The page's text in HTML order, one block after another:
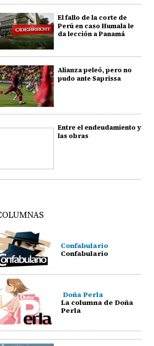
El fallo de la corte de
Perú en caso Humala le
da lección a Panamá
Alianza peleó, pero no
pudo ante Saprissa
Entre el endeudamiento y
las obras
Confabulario
Confabulario
Doña Perla
La columna de Doña
Perla